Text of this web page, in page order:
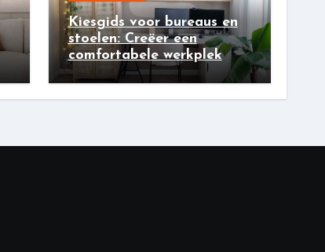
Kiesgids voor bureaus en
stoelen: Creëer een
comfortabele werkplek